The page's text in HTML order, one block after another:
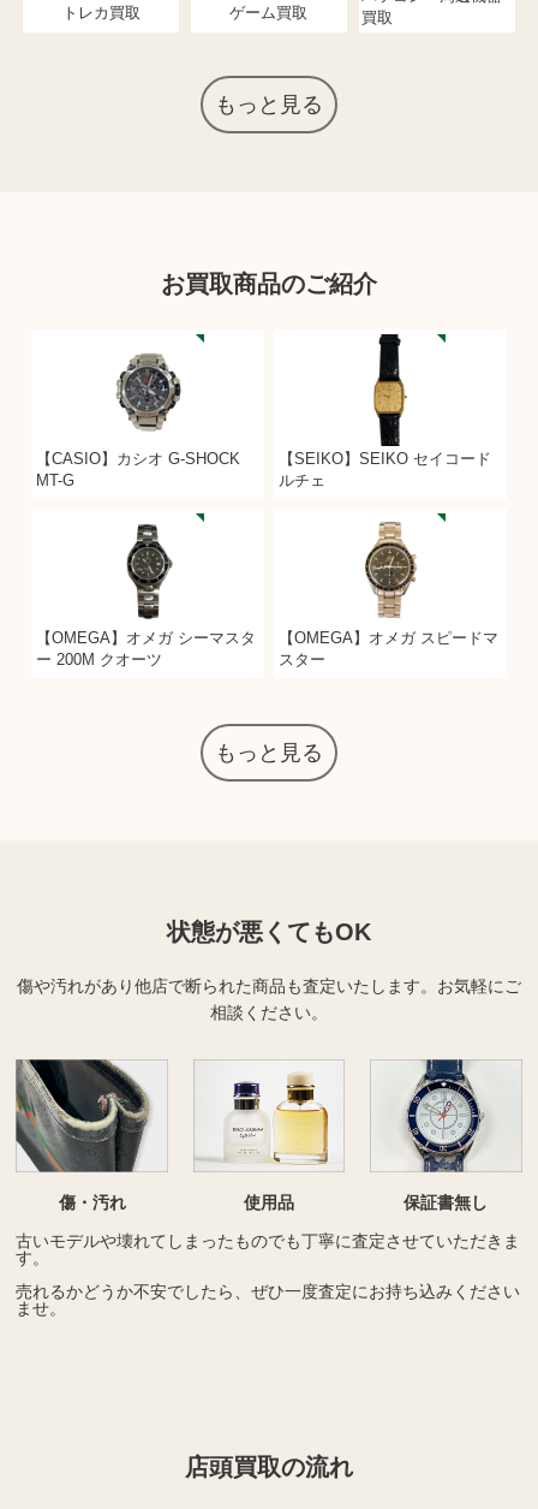
トレカ買取 ゲーム買取
買取
もっと見る
お買取商品のご紹介
【CASIO】カシオ G-SHOCK
MT-G
【SEIKO】SEIKO セイコード
ルチェ
【OMEGA】オメガ シーマスタ
ー 200M クオーツ
【OMEGA】オメガ スピードマ
スター
もっと見る
状態が悪くてもOK
傷や汚れがあり他店で断られた商品も査定いたします。 お気軽にご
相談ください。
傷・汚れ 使用品
保証書無し
古いモデルや壊れてしまったものでも丁寧に査定させていただきま
す。
売れるかどうか不安でしたら、ぜひ一度査定にお持ち込みください
ませ。
店頭買取の流れ